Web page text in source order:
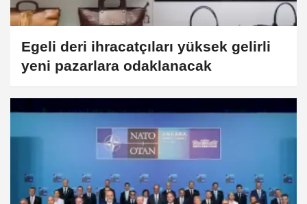
Egeli deri ihracatçıları yüksek gelirli
yeni pazarlara odaklanacak